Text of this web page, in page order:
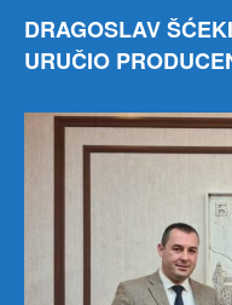
DRAGOSLAV
URUČIO